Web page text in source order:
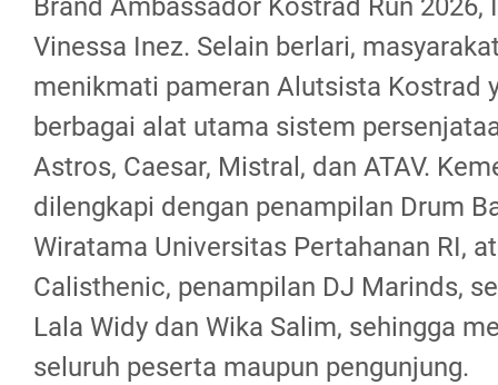
Brand Ambassador Kostrad Run 2026,
Vinessa Inez. Selain berlari,
menikmati pameran Alutsista Kostrad
berbagai alat utama sistem
Astros, Caesar, Mistral, dan ATAV.
dilengkapi dengan penampilan Drum
Wiratama Universitas Pertahanan RI,
Calisthenic, penampilan DJ Marinds,
Lala Widy dan Wika Salim, sehingga
seluruh peserta maupun pengunjung.